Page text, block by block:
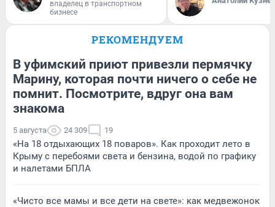
владелец в транспортном
бизнесе
РЕКОМЕНДУЕМ
В уфимский приют привезли пермячку
Марину, которая почти ничего о себе не
помнит. Посмотрите, вдруг она вам
знакома
5 августа 24 309 19
«На 18 отдыхающих 18 поваров». Как проходит лето в
Крыму с перебоями света и бензина, водой по графику
и налетами БПЛА
«Чисто все мамы и все дети на свете»: как медвежонок